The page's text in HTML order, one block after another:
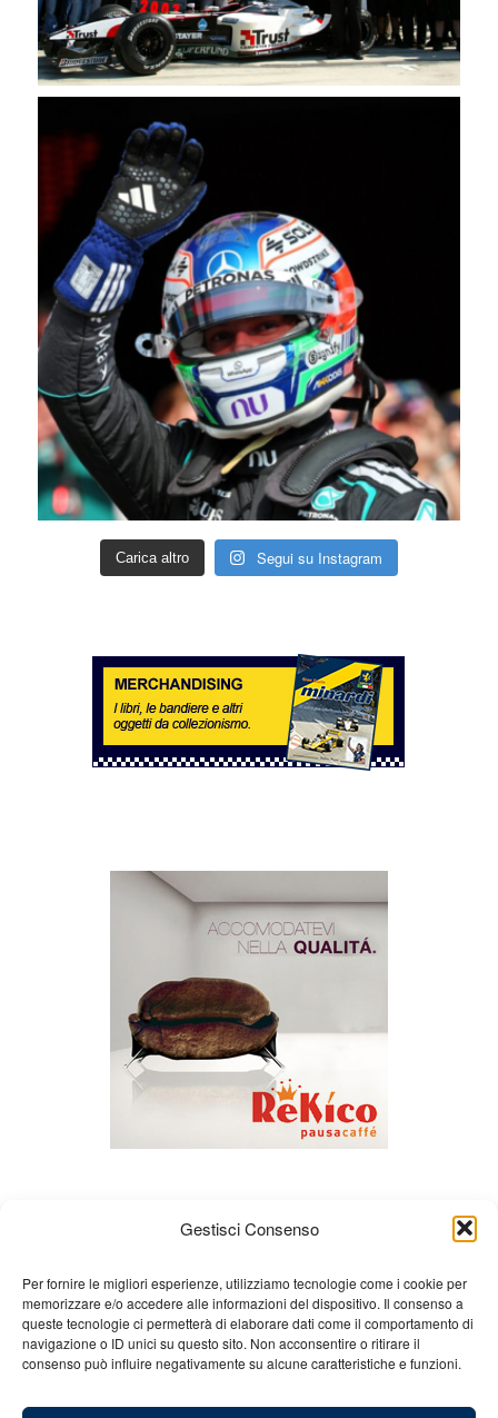
Gestisci Consenso
Per fornire le migliori esperienze, utilizziamo tecnologie come i cookie per
memorizzare e/o accedere alle informazioni del dispositivo. Il consenso a
queste tecnologie ci permetterà di elaborare dati come il comportamento di
navigazione o ID unici su questo sito. Non acconsentire o ritirare il
consenso può influire negativamente su alcune caratteristiche e funzioni.
Carica altro Segui su Instagram
Chi siamo Gian Carlo Minardi
Gear
Merchandising
Partners Contatti